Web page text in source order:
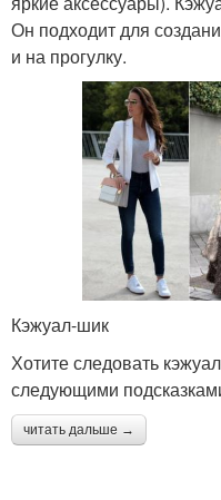
Он подходит для
и на прогулку.
Кэжуал-шик
Хотите следовать
следующими
читать дальше →